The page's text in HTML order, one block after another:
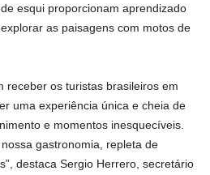
esqui proporcionam aprendizado
as paisagens com motos de
receber os turistas brasileiros em
uma experiência única e cheia de
e momentos inesquecíveis.
gastronomia, repleta de
destaca Sergio Herrero, secretário